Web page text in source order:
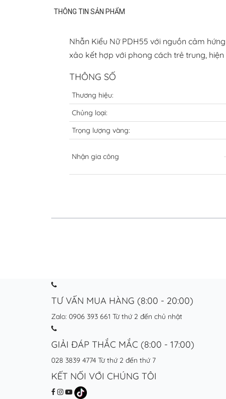
THÔNG TIN SẢN PHẨM
Nhẫn Kiểu Nữ PDH55 với nguồn cảm
xảo kết hợp với phong cách trẻ trung,
THÔNG SỐ
Thương hiệu:
Chủng loại:
Trọng lượng vàng:
Nhận gia công
TƯ VẤN MUA HÀNG (8:00 - 20:00)
Zalo: 0906 393 661 Từ thứ 2 đến chủ nhật
GIẢI ĐÁP THẮC MẮC (8:00 - 17:00)
028 3839 4774 Từ thứ 2 đến thứ 7
KẾT NỐI VỚI CHÚNG TÔI